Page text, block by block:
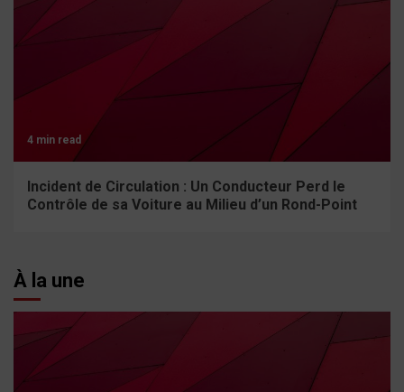
4 min read
Incident de Circulation : Un Conducteur Perd le
Contrôle de sa Voiture au Milieu d’un Rond-Point
À la une